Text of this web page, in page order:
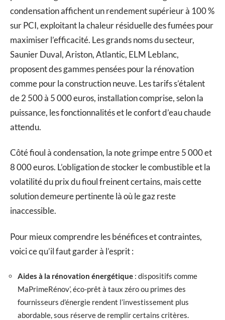
condensation affichent un rendement supérieur à 100 %
sur PCI, exploitant la chaleur résiduelle des fumées pour
maximiser l’efficacité. Les grands noms du secteur,
Saunier Duval, Ariston, Atlantic, ELM Leblanc,
proposent des gammes pensées pour la rénovation
comme pour la construction neuve. Les tarifs s’étalent
de 2 500 à 5 000 euros, installation comprise, selon la
puissance, les fonctionnalités et le confort d’eau chaude
attendu.
Côté fioul à condensation, la note grimpe entre 5 000 et
8 000 euros. L’obligation de stocker le combustible et la
volatilité du prix du fioul freinent certains, mais cette
solution demeure pertinente là où le gaz reste
inaccessible.
Pour mieux comprendre les bénéfices et contraintes,
voici ce qu’il faut garder à l’esprit :
Aides à la rénovation énergétique : dispositifs comme
MaPrimeRénov’, éco-prêt à taux zéro ou primes des
fournisseurs d’énergie rendent l’investissement plus
abordable, sous réserve de remplir certains critères.